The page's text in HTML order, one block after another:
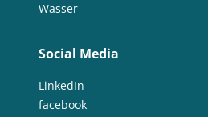
Wasser
Social Media
LinkedIn
facebook